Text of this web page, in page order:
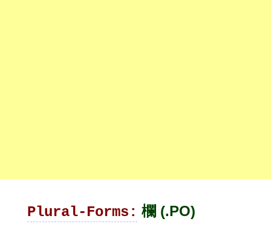
Plural-Forms: 欄 (.PO)